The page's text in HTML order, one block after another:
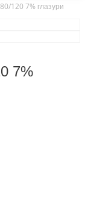
120 7% глазури
7%